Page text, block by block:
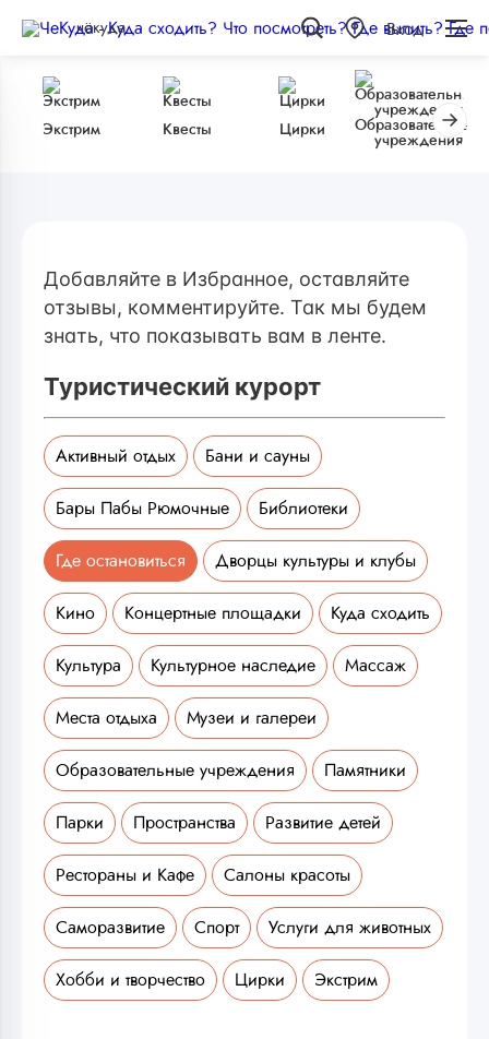
чёкуда Вход
Экстрим Квесты Цирки
Образовательные
учреждения
Добавляйте в Избранное, оставляйте
отзывы, комментируйте. Так мы будем
знать, что показывать вам в ленте.
Туристический курорт
Активный отдых Бани и сауны
Бары Пабы Рюмочные Библиотеки
Где остановиться Дворцы культуры и клубы
Кино Концертные площадки Куда сходить
Культура Культурное наследие Массаж
Места отдыха Музеи и галереи
Образовательные учреждения Памятники
Парки Пространства Развитие детей
Рестораны и Кафе Салоны красоты
Саморазвитие Спорт Услуги для животных
Хобби и творчество Цирки Экстрим